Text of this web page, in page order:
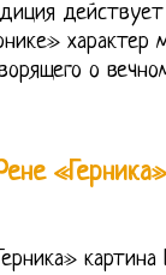
характер
о
картина